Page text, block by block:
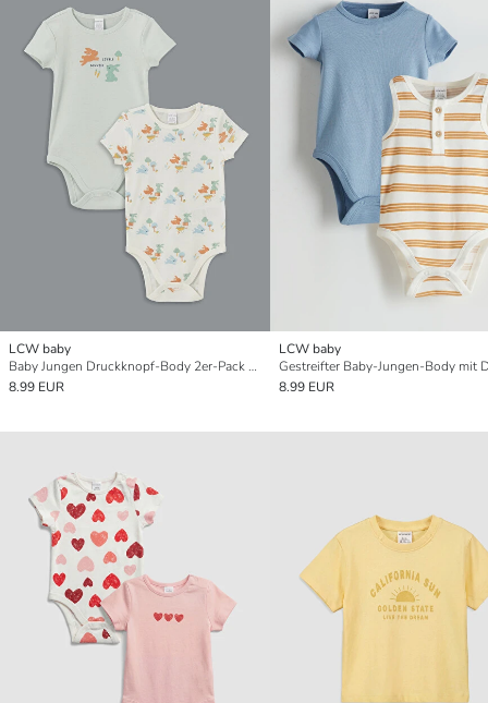
LCW baby
Baby Jungen Druckknopf-Body 2er-Pack Set
8.99 EUR
LCW baby
8.99 EUR